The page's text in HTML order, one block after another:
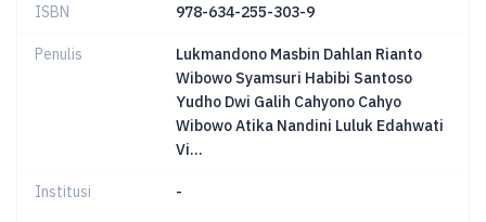
ISBN 978-634-255-303-9
Penulis
Lukmandono Masbin Dahlan Rianto
Wibowo Syamsuri Habibi Santoso
Yudho Dwi Galih Cahyono Cahyo
Wibowo Atika Nandini Luluk Edahwati
Vi...
Institusi -